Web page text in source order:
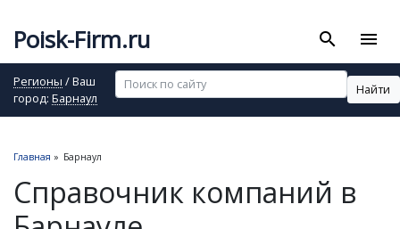
Poisk-Firm.ru search menu
Регионы / Ваш
город: Барнаул
Найти
Главная » Барнаул
Справочник компаний в